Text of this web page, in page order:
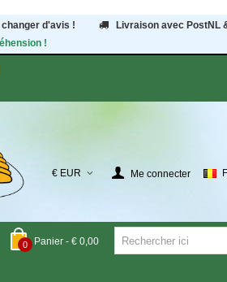
d'avis !
Livraison avec PostNL
!
€ EUR Me connecter
0 Panier - € 0,00